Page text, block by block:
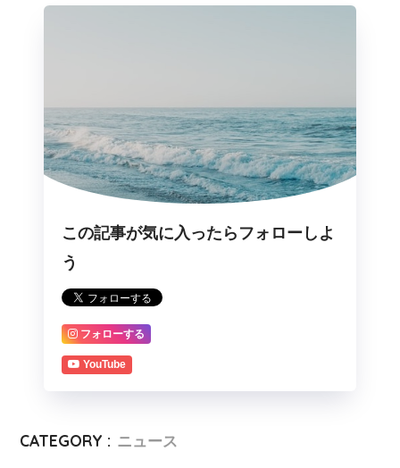
この記事が気に入ったらフォローしよ
う
フォローする
YouTube
CATEGORY : ニュース